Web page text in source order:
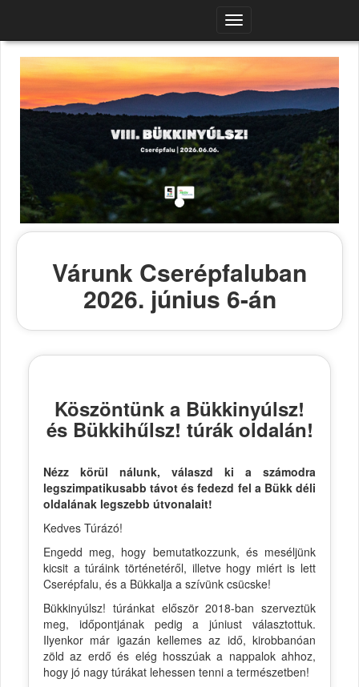
Navigációs
menü
Várunk Cserépfaluban
2026. június 6-án
Köszöntünk a Bükkinyúlsz!
és Bükkihűlsz! túrák oldalán!
Nézz körül nálunk, válaszd ki a számodra
legszimpatikusabb távot és fedezd fel a Bükk déli
oldalának legszebb útvonalait!
Kedves Túrázó!
Engedd meg, hogy bemutatkozzunk, és meséljünk
kicsit a túráink történetéről, illetve hogy miért is lett
Cserépfalu, és a Bükkalja a szívünk csücske!
Bükkinyúlsz! túránkat először 2018-ban szerveztük
meg, időpontjának pedig a júniust választottuk.
Ilyenkor már igazán kellemes az idő, kirobbanóan
zöld az erdő és elég hosszúak a nappalok ahhoz,
hogy jó nagy túrákat lehessen tenni a természetben!